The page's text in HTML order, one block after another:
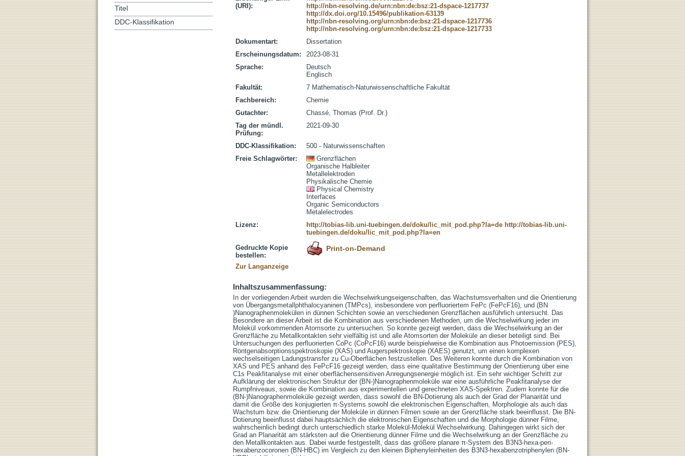
(URI):
http://nbn-resolving.de/urn:nbn:de:bsz:21-dspace-1217737
http://dx.doi.org/10.15496/publikation-63139
http://nbn-resolving.org/urn:nbn:de:bsz:21-dspace-1217736
http://nbn-resolving.org/urn:nbn:de:bsz:21-dspace-1217733
Dokumentart:
Dissertation
Erscheinungsdatum:
2023-08-31
Sprache:
Deutsch
Englisch
Fakultät:
7 Mathematisch-Naturwissenschaftliche Fakultät
Fachbereich:
Chemie
Gutachter:
Chassé, Thomas (Prof. Dr.)
Tag der mündl.
Prüfung:
2021-09-30
DDC-Klassifikation:
500 - Naturwissenschaften
Freie Schlagwörter:
Grenzflächen
Organische Halbleiter
Metallelektroden
Physikalische Chemie
Physical Chemistry
Interfaces
Organic Semiconductors
Metalelectrodes
Lizenz:
http://tobias-lib.uni-tuebingen.de/doku/lic_mit_pod.php?la=de http://tobias-lib.uni-
tuebingen.de/doku/lic_mit_pod.php?la=en
Gedruckte Kopie
bestellen:
Print-on-Demand
Zur Langanzeige
Inhaltszusammenfassung:
In der vorliegenden Arbeit wurden die Wechselwirkungseigenschaften, das Wachstumsverhalten und die Orientierung
von Übergangsmetallphthalocyaninen (TMPcs), insbesondere von perfluoriertem FePc (FePcF16), und (BN
)Nanographenmolekülen in dünnen Schichten sowie an verschiedenen Grenzflächen ausführlich untersucht. Das
Besondere an dieser Arbeit ist die Kombination aus verschiedenen Methoden, um die Wechselwirkung jeder im
Molekül vorkommenden Atomsorte zu untersuchen. So konnte gezeigt werden, dass die Wechselwirkung an der
Grenzfläche zu Metallkontakten sehr vielfältig ist und alle Atomsorten der Moleküle an dieser beteiligt sind. Bei
Untersuchungen des perfluorierten CoPc (CoPcF16) wurde beispielweise die Kombination aus Photoemission (PES),
Röntgenabsorptionsspektroskopie (XAS) und Augerspektroskopie (XAES) genutzt, um einen komplexen
wechselseitigen Ladungstransfer zu Cu-Oberflächen festzustellen. Des Weiteren konnte durch die Kombination von
XAS und PES anhand des FePcF16 gezeigt werden, dass eine qualitative Bestimmung der Orientierung über eine
C1s Peakfitanalyse mit einer oberflächensensitiven Anregungsenergie möglich ist. Ein sehr wichtiger Schritt zur
Aufklärung der elektronischen Struktur der (BN-)Nanographenmoleküle war eine ausführliche Peakfitanalyse der
Rumpfniveaus, sowie die Kombination aus experimentellen und gerechneten XAS-Spektren. Zudem konnte für die
(BN-)Nanographenmoleküle gezeigt werden, dass sowohl die BN-Dotierung als auch der Grad der Planarität und
damit die Größe des konjugierten π-Systems sowohl die elektronischen Eigenschaften, Morphologie als auch das
Wachstum bzw. die Orientierung der Moleküle in dünnen Filmen sowie an der Grenzfläche stark beeinflusst. Die BN-
Dotierung beeinflusst dabei hauptsächlich die elektronischen Eigenschaften und die Morphologie dünner Filme,
wahrscheinlich bedingt durch unterschiedlich starke Molekül-Molekül Wechselwirkung. Dahingegen wirkt sich der
Grad an Planarität am stärksten auf die Orientierung dünner Filme und die Wechselwirkung an der Grenzfläche zu
den Metallkontakten aus. Dabei wurde festgestellt, dass das größere planare π-System des B3N3-hexa-peri-
hexabenzocoronen (BN-HBC) im Vergleich zu den kleinen Biphenyleinheiten des B3N3-hexabenzotriphenylen (BN-
Titel
DDC-Klassifikation